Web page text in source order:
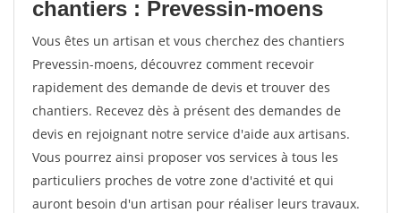
chantiers : Prevessin-moens
Vous êtes un artisan et vous cherchez des chantiers
Prevessin-moens, découvrez comment recevoir
rapidement des demande de devis et trouver des
chantiers. Recevez dès à présent des demandes de
devis en rejoignant notre service d'aide aux artisans.
Vous pourrez ainsi proposer vos services à tous les
particuliers proches de votre zone d'activité et qui
auront besoin d'un artisan pour réaliser leurs travaux.